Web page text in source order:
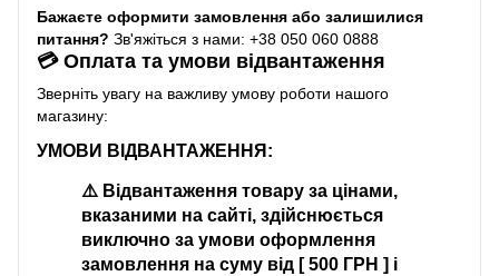
Бажаєте оформити замовлення або залишилися
питання? Зв'яжіться з нами: +38 050 060 0888
💳 Оплата та умови відвантаження
Зверніть увагу на важливу умову роботи нашого
магазину:
УМОВИ ВІДВАНТАЖЕННЯ:
⚠️ Відвантаження товару за цінами,
вказаними на сайті, здійснюється
виключно за умови оформлення
замовлення на суму від [ 500 ГРН ] і